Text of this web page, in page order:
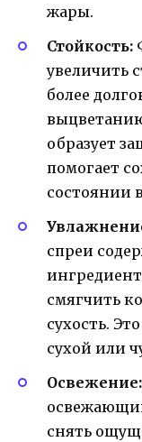
жары.
Стойкость:
увеличить
более
образует
помогает
состоянии
спреи
смягчить
сухость.
сухой или
Освежение:
снять